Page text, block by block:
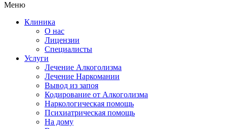
Меню
Клиника
О нас
Лицензии
Специалисты
Услуги
Лечение Алкоголизма
Лечение Наркомании
Вывод из запоя
Кодирование от Алкоголизма
Наркологическая помощь
Психиатрическая помощь
На дому